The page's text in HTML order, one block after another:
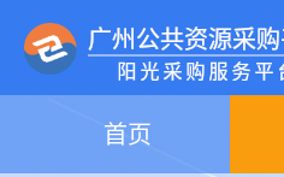
首页